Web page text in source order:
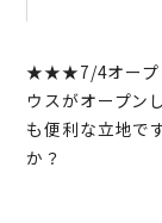
★★★7/4オープ
ウスがオープン
も便利な立地で
か？